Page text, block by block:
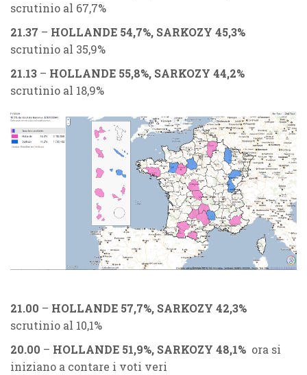
scrutinio al 67,7%
21.37 – HOLLANDE 54,7%, SARKOZY 45,3%
scrutinio al 35,9%
21.13 – HOLLANDE 55,8%, SARKOZY 44,2%
scrutinio al 18,9%
21.00 – HOLLANDE 57,7%, SARKOZY 42,3%
scrutinio al 10,1%
20.00 – HOLLANDE 51,9%, SARKOZY 48,1% ora si
iniziano a contare i voti veri